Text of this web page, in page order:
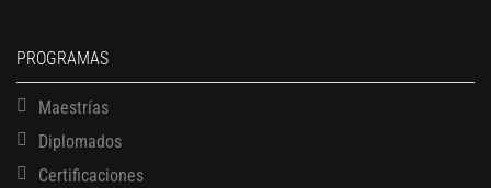
PROGRAMAS
Maestrías
Diplomados
Certificaciones